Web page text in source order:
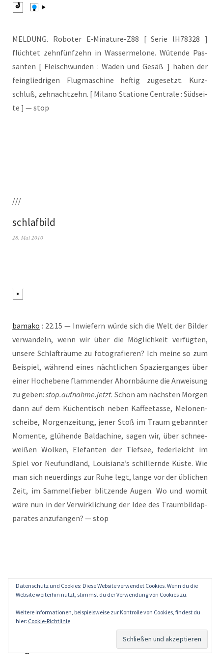
MELDUNG. Robo­ter E‑Mi­na­tu­re-Z88 [ Serie lH78328 ]
flüch­tet zehn­fünf­zehn in Was­ser­me­lo­ne. Wüten­de Pas­
san­ten [ Fleisch­wun­den : Waden und Gesäß ] haben der
fein­glied­ri­gen Flug­ma­schi­ne hef­tig zuge­setzt. Kurz­
schluß, zeh­n­acht­zehn. [ Mila­no Sta­tio­ne Cen­tra­le : Süd­sei­
te ] — stop
///
schlafbild
28. Mai 2010
bamako : 22.15 — Inwie­fern wür­de sich die Welt der Bil­der
ver­wan­deln, wenn wir über die Mög­lich­keit ver­füg­ten,
unse­re Schlaf­träu­me zu foto­gra­fie­ren? Ich mei­ne so zum
Bei­spiel, wäh­rend eines nächt­li­chen Spa­zier­gan­ges über
einer Hoch­ebe­ne flam­men­der Ahorn­bäu­me die Anwei­sung
zu geben:stop.aufnahme.jetzt. Schon am nächs­ten Mor­gen
dann auf dem Küchen­tisch neben Kaf­fee­tas­se, Melo­nen­
schei­be, Mor­gen­zei­tung, jener Stoß im Traum gebann­ter
Momen­te, glü­hen­de Bal­da­chi­ne, sagen wir, über schnee­
wei­ßen Wol­ken, Ele­fan­ten der Tief­see, feder­leicht im
Spiel vor Neu­fund­land, Louisiana’s schil­lern­de Küs­te. Wie
man sich neu­er­dings zur Ruhe legt, lan­ge vor der übli­chen
Zeit, im Sam­mel­fie­ber blit­zen­de Augen. Wo und womit
wäre nun in der Ver­wirk­li­chung der Idee des Traum­bild­ap­
pa­ra­tes anzu­fan­gen? — stop
///
Datenschutz und Cookies: Diese Website verwendet Cookies. Wenn du die
Website weiterhin nutzt, stimmst du der Verwendung von Cookies zu.
Weitere Informationen, beispielsweise zur Kontrolle von Cookies, findest du
hier: Cookie-Richtlinie